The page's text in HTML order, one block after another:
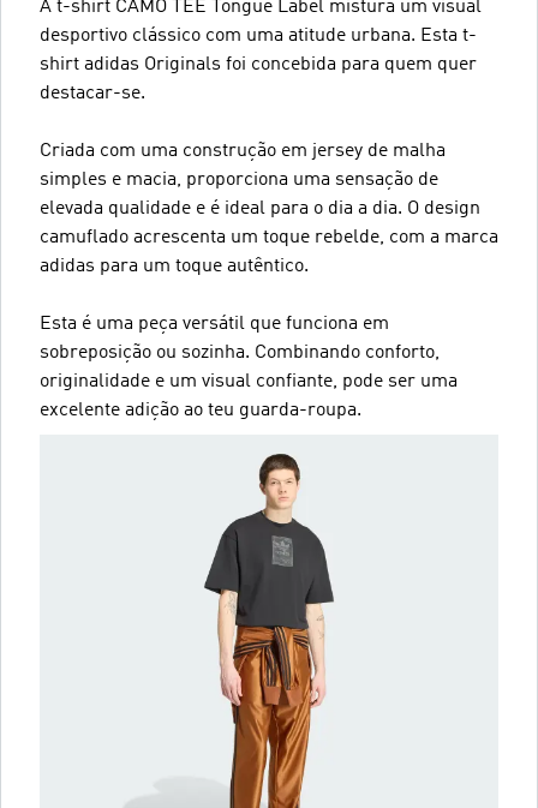
A t-shirt CAMO TEE Tongue Label mistura um visual
desportivo clássico com uma atitude urbana. Esta t-
shirt adidas Originals foi concebida para quem quer
destacar-se.
Criada com uma construção em jersey de malha
simples e macia, proporciona uma sensação de
elevada qualidade e é ideal para o dia a dia. O design
camuflado acrescenta um toque rebelde, com a marca
adidas para um toque autêntico.
Esta é uma peça versátil que funciona em
sobreposição ou sozinha. Combinando conforto,
originalidade e um visual confiante, pode ser uma
excelente adição ao teu guarda-roupa.